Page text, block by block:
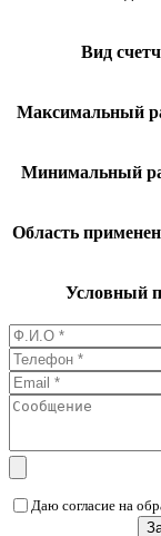
Вид
Максимальный
Минимальный
Область
Условный
Даю согласие на